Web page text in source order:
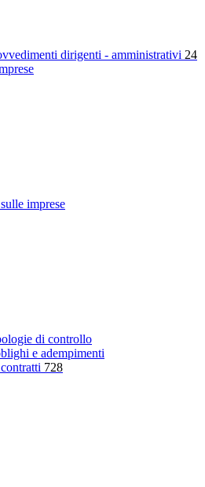
dirigenti - amministrativi 24
imprese
di controllo
e adempimenti
728